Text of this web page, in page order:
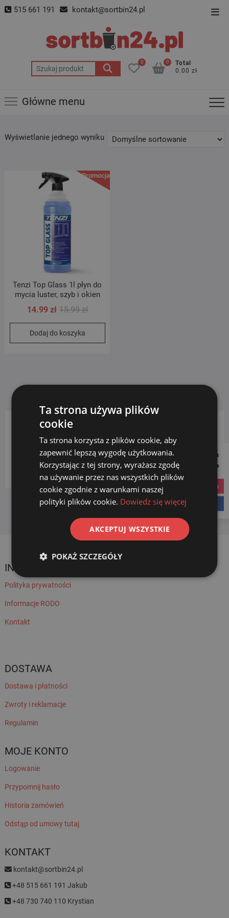
Skip 515 661 191 kontakt@sortbin24.pl
Szukaj:
0
Total
0.00 zł
0
Główne menu
Wyświetlanie jednego wyniku
Promocja!
Tenzi Top Glass 1l płyn do
mycia luster, szyb i okien
15.99złPierwotna
cena
15.99 zł.
14.99 zł
Aktualna
cena
14.99 zł.
Dodaj do koszyka
KATEGORIE PRODUKTÓW
Wybierz kategorię
INFORMACJE
Polityka prywatności
Informacje RODO
Kontakt
DOSTAWA
Dostawa i płatności
Zwroty i reklamacje
Regulamin
MOJE KONTO
Logowanie
Przypomnij hasło
Historia zamówień
Odstąp od umowy tutaj
KONTAKT
kontakt@sortbin24.pl
+48 515 661 191 Jakub
+48 730 740 110 Krystian
Follow us on
Social Media
instagram
Ta strona używa plików
cookie
Ta strona korzysta z plików cookie, aby
zapewnić lepszą wygodę użytkowania.
Korzystając z tej strony, wyrażasz zgodę
na używanie przez nas wszystkich plików
cookie zgodnie z warunkami naszej
polityki plików cookie. Dowiedz się więcej
AKCEPTUJ WSZYSTKIE
POKAŻ SZCZEGÓŁY